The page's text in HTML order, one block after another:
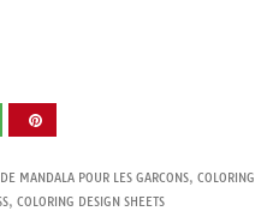
MANDALA POUR LES GARCONS, COLORING
, COLORING DESIGN SHEETS